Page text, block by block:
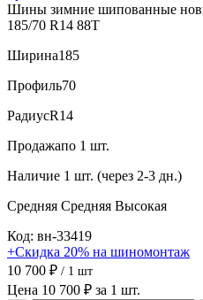
Шины зимние шипованные
185/70 R14 88T
Ширина185
Профиль70
РадиусR14
Продажапо 1 шт.
Наличие 1 шт. (через 2-3 дн.)
Средняя Средняя Высокая
Код: вн-33419
+Скидка 20% на шиномонтаж
10 700 ₽ / 1 шт
Цена 10 700 ₽ за 1 шт.